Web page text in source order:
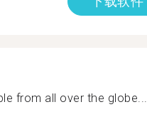
from all over the globe...